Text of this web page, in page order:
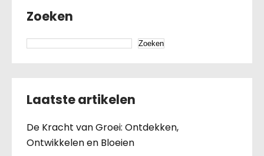
Zoeken
Zoeken
Laatste artikelen
De Kracht van Groei: Ontdekken,
Ontwikkelen en Bloeien